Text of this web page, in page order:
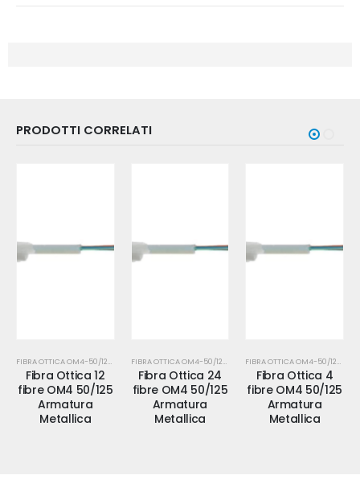
PRODOTTI CORRELATI
FIBRA OTTICA OM4-50/125-MM
Ottica 12
50/125
FIBRA OTTICA OM4-50/125-MM
Fibra Ottica 24
fibre OM4 50/125
Armatura
FIBRA OTTICA OM4-50/125-MM
Fibra Ottica 4
fibre OM4 50/125
Armatura
Fibra
fibre